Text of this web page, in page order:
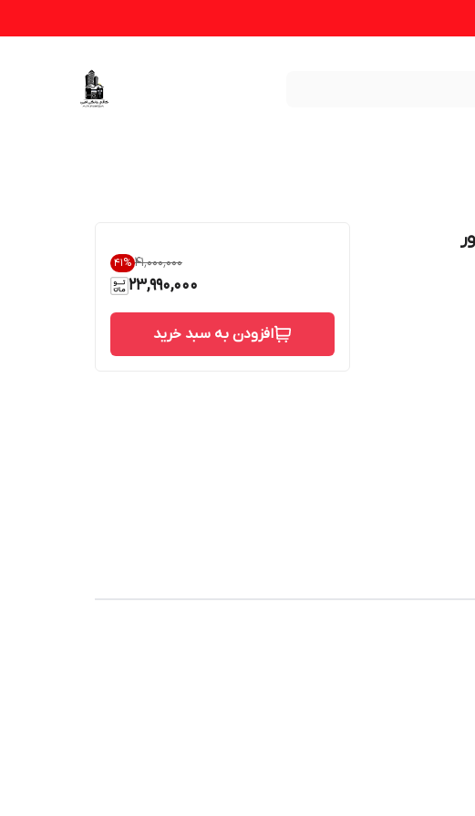
۴۱٬۰۰۰٬۰۰۰ 41%
23,990,000
افزودن به سبد خرید